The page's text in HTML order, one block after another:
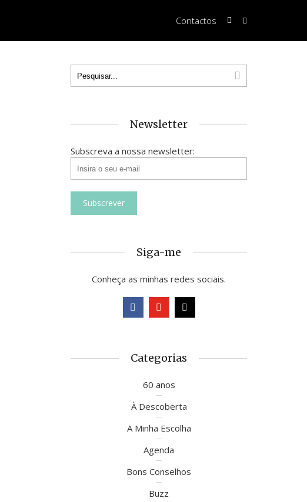
Contactos
Newsletter
Subscreva a nossa newsletter:
Siga-me
Conheça as minhas redes sociais.
Categorias
60 anos
À Descoberta
A Minha Escolha
Agenda
Bons Conselhos
Buzz